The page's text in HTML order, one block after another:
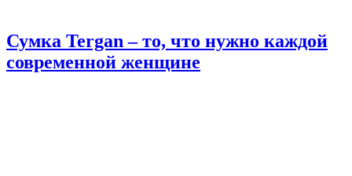
Сумка Tergan – то, что нужно каждой
современной женщине